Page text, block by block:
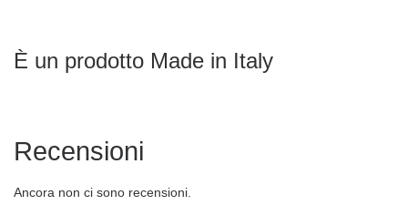
È un prodotto Made in Italy
Recensioni
Ancora non ci sono recensioni.